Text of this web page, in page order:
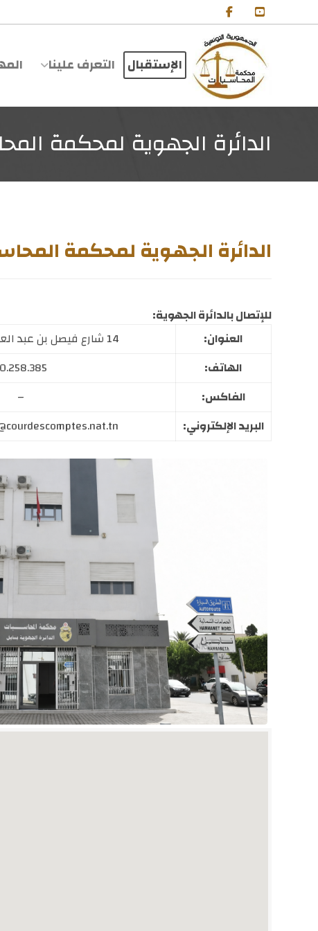
الإستقبال التعرف علينا
الدائرة الجهوية لمحكمة
الدائرة الجهوية لمحكمة
للإتصال بالدائرة الجهوية:
العنوان:
14 شارع فيصل بن عبد العزيز حمامات8050
الهاتف:
الفاكس:
–
البريد الإلكتروني: